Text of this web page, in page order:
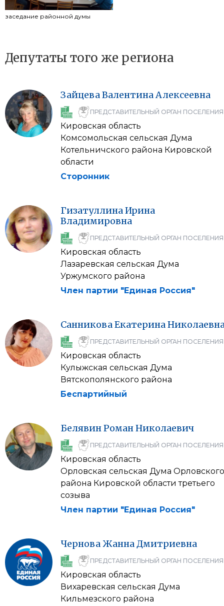
заседание районной думы
Депутаты того же региона
Зайцева Валентина Алексеевна
ПРЕДСТАВИТЕЛЬНЫЙ ОРГАН ПОСЕЛЕНИЯ
Кировская область
Комсомольская сельская Дума
Котельничского района Кировской
области
Сторонник
Гизатуллина Ирина
Владимировна
ПРЕДСТАВИТЕЛЬНЫЙ ОРГАН ПОСЕЛЕНИЯ
Кировская область
Лазаревская сельская Дума
Уржумского района
Член партии "Единая Россия"
Санникова Екатерина
ПРЕДСТАВИТЕЛЬНЫЙ ОРГАН ПОСЕЛЕНИЯ
Кировская область
Кулыжская сельская Дума
Вятскополянского района
Беспартийный
БелявинРоманНиколаевич
ПРЕДСТАВИТЕЛЬНЫЙ ОРГАН ПОСЕЛЕНИЯ
Кировская область
Орловская сельская Дума Орловского
района Кировской области третьего
созыва
Член партии "Единая Россия"
Чернова Жанна Дмитриевна
ПРЕДСТАВИТЕЛЬНЫЙ ОРГАН ПОСЕЛЕНИЯ
Кировская область
Вихаревская сельская Дума
Кильмезского района